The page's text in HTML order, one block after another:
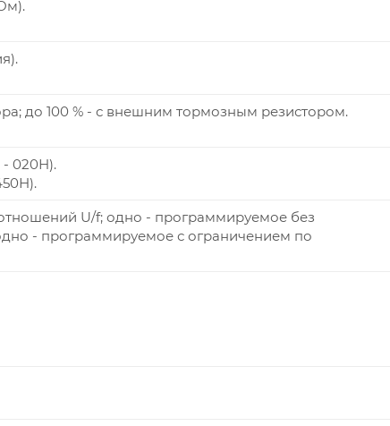
до 100 % - с внешним тормозным резистором.
- 020Н).
U/f; одно - программируемое без
- программируемое с ограничением по